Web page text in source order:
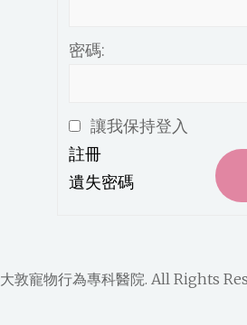
密碼:
讓我保持登入
註冊
遺失密碼
大敦寵物行為專科醫院. All Rights